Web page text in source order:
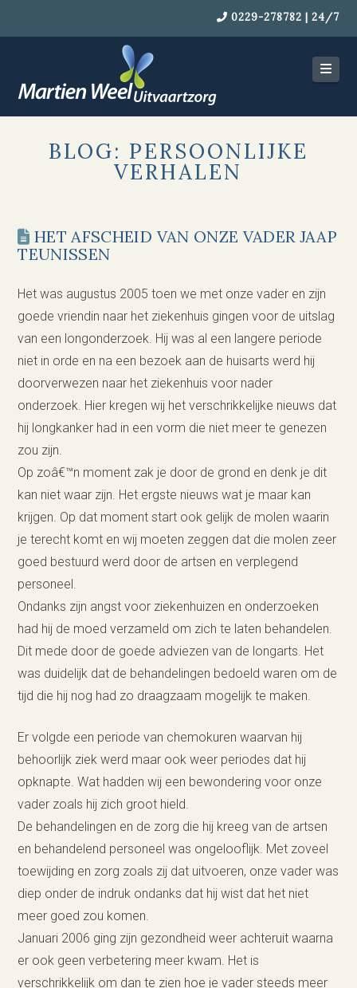
0229-278782 | 24/7
BLOG: PERSOONLIJKE
VERHALEN
HET AFSCHEID VAN ONZE VADER JAAP
TEUNISSEN
Het was augustus 2005 toen we met onze vader en zijn
goede vriendin naar het ziekenhuis gingen voor de uitslag
van een longonderzoek. Hij was al een langere periode
niet in orde en na een bezoek aan de huisarts werd hij
doorverwezen naar het ziekenhuis voor nader
onderzoek. Hier kregen wij het verschrikkelijke nieuws dat
hij longkanker had in een vorm die niet meer te genezen
zou zijn.
Op zoâ€™n moment zak je door de grond en denk je dit
kan niet waar zijn. Het ergste nieuws wat je maar kan
krijgen. Op dat moment start ook gelijk de molen waarin
je terecht komt en wij moeten zeggen dat die molen zeer
goed bestuurd werd door de artsen en verplegend
personeel.
Ondanks zijn angst voor ziekenhuizen en onderzoeken
had hij de moed verzameld om zich te laten behandelen.
Dit mede door de goede adviezen van de longarts. Het
was duidelijk dat de behandelingen bedoeld waren om de
tijd die hij nog had zo draagzaam mogelijk te maken.
Er volgde een periode van chemokuren waarvan hij
behoorlijk ziek werd maar ook weer periodes dat hij
opknapte. Wat hadden wij een bewondering voor onze
vader zoals hij zich groot hield.
De behandelingen en de zorg die hij kreeg van de artsen
en behandelend personeel was ongelooflijk. Met zoveel
toewijding en zorg zoals zij dat uitvoeren, onze vader was
diep onder de indruk ondanks dat hij wist dat het niet
meer goed zou komen.
Januari 2006 ging zijn gezondheid weer achteruit waarna
er ook geen verbetering meer kwam. Het is
verschrikkelijk om dan te zien hoe je vader steeds meer